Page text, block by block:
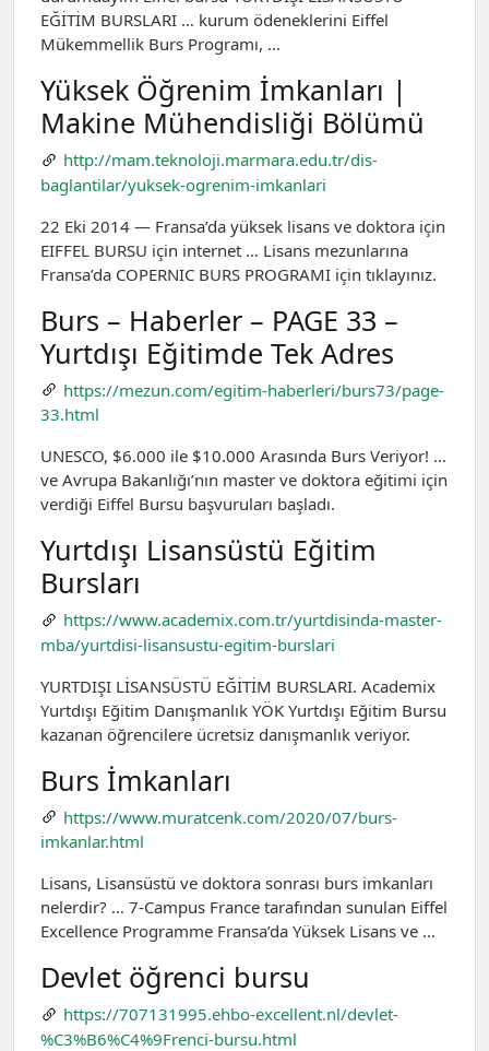
EĞİTİM BURSLARI … kurum ödeneklerini Eiffel
Mükemmellik Burs Programı, …
Yüksek Öğrenim İmkanları |
Makine Mühendisliği Bölümü
http://mam.teknoloji.marmara.edu.tr/dis-
baglantilar/yuksek-ogrenim-imkanlari
22 Eki 2014 — Fransa’da yüksek lisans ve doktora için
EIFFEL BURSU için internet … Lisans mezunlarına
Fransa’da COPERNIC BURS PROGRAMI için tıklayınız.
Burs – Haberler – PAGE 33 –
Yurtdışı Eğitimde Tek Adres
https://mezun.com/egitim-haberleri/burs73/page-
33.html
UNESCO, $6.000 ile $10.000 Arasında Burs Veriyor! …
ve Avrupa Bakanlığı’nın master ve doktora eğitimi için
verdiği Eiffel Bursu başvuruları başladı.
Yurtdışı Lisansüstü Eğitim
Bursları
https://www.academix.com.tr/yurtdisinda-master-
mba/yurtdisi-lisansustu-egitim-burslari
YURTDIŞI LİSANSÜSTÜ EĞİTİM BURSLARI. Academix
Yurtdışı Eğitim Danışmanlık YÖK Yurtdışı Eğitim Bursu
kazanan öğrencilere ücretsiz danışmanlık veriyor.
Burs İmkanları
https://www.muratcenk.com/2020/07/burs-
imkanlar.html
Lisans, Lisansüstü ve doktora sonrası burs imkanları
nelerdir? … 7-Campus France tarafından sunulan Eiffel
Excellence Programme Fransa’da Yüksek Lisans ve …
Devlet öğrenci bursu
https://707131995.ehbo-excellent.nl/devlet-
%C3%B6%C4%9Frenci-bursu.html